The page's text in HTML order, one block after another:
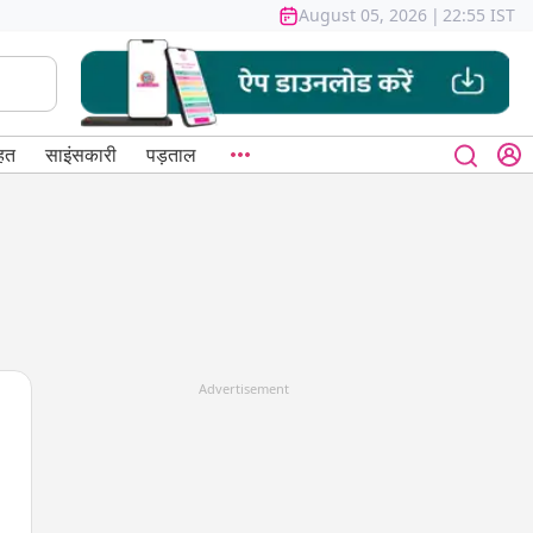
August 05, 2026 | 22:55 IST
साइंसकारी पड़ताल
Advertisement